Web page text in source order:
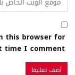
this browser for
time I comment.